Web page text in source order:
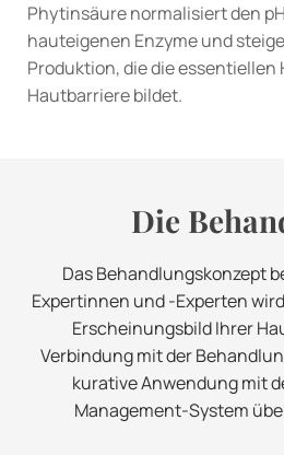
Phytinsäure normalisiert den
hauteigenen Enzyme und
Produktion, die die
Hautbarriere bildet.
Die
Das Behandlungskonzept
Expertinnen und -Experten
Erscheinungsbild Ihrer
Verbindung mit der
kurative Anwendung mit
Management-System